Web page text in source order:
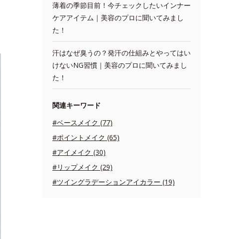
薄着の季節目前！今チェックしたいインナー
ケアアイテム｜美容のプロに聞いてみまし
た！
汗はなぜ臭うの？発汗の仕組みとやってはい
けないNG習慣｜美容のプロに聞いてみまし
た！
関連キーワード
#ベースメイク (77)
#ポイントメイク (65)
#アイメイク (30)
#リップメイク (29)
#ツイングラデーションアイカラー (19)